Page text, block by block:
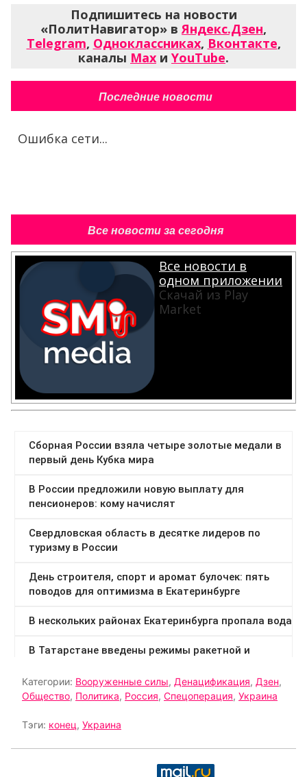
Подпишитесь на новости
«ПолитНавигатор» вЯндекс.Дзен,
Telegram, Одноклассниках, Вконтакте,
каналы Max и YouTube.
Последние новости
Ошибка сети...
Все новости за сегодня
Все новости в
одном приложении
Скачай из Play
Market
Категории: Вооруженные силы, Денацификация, Дзен,
Общество, Политика, Россия, Спецоперация, Украина
Тэги: конец, Украина